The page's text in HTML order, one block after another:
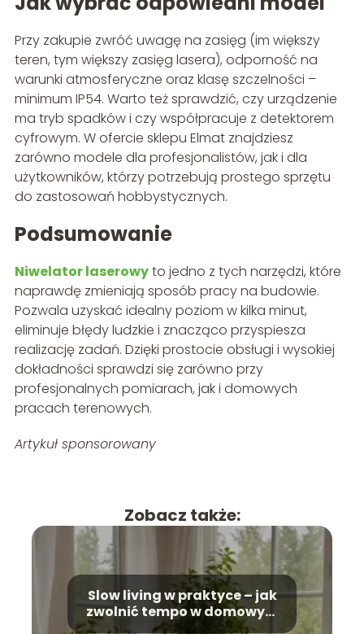
Przy zakupie zwróć uwagę na zasięg (im większy
teren, tym większy zasięg lasera), odporność na
warunki atmosferyczne oraz klasę szczelności –
minimum IP54. Warto też sprawdzić, czy urządzenie
ma tryb spadków i czy współpracuje z detektorem
cyfrowym. W ofercie sklepu Elmat znajdziesz
zarówno modele dla profesjonalistów, jak i dla
użytkowników, którzy potrzebują prostego sprzętu
do zastosowań hobbystycznych.
Podsumowanie
Niwelator laserowyto jedno z tych narzędzi, które
naprawdę zmieniają sposób pracy na budowie.
Pozwala uzyskać idealny poziom w kilka minut,
eliminuje błędy ludzkie i znacząco przyspiesza
realizację zadań. Dzięki prostocie obsługi i wysokiej
dokładności sprawdzi się zarówno przy
profesjonalnych pomiarach, jak i domowych
pracach terenowych.
Artykuł sponsorowany
Zobacz także:
Slow living w praktyce – jak
zwolnić tempo w domowym
zaciszu?